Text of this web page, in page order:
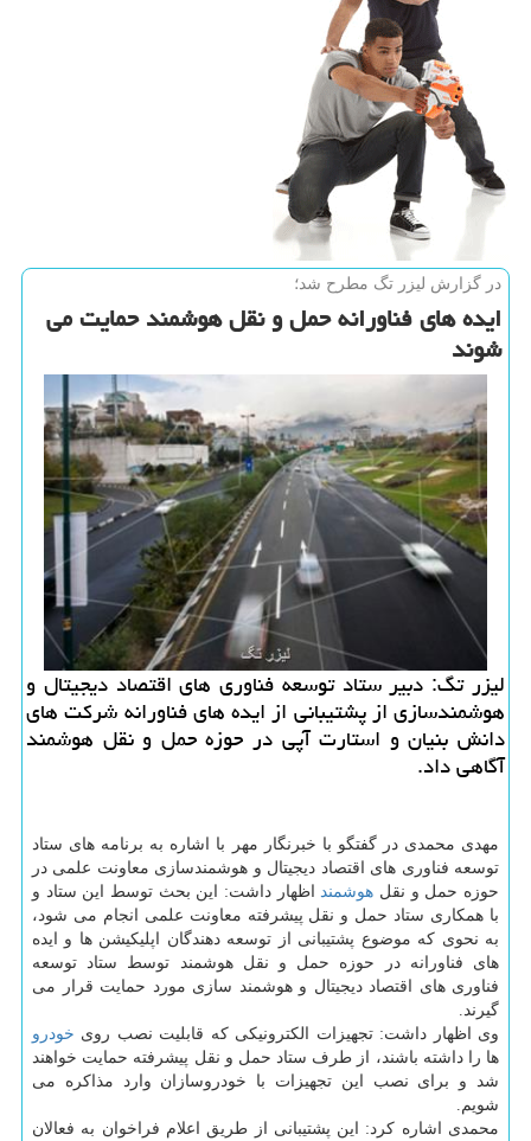
در گزارش لیزر تگ مطرح شد؛
ایده های فناورانه حمل و نقل هوشمند حمایت می
شوند
لیزر تگ: دبیر ستاد توسعه فناوری های اقتصاد دیجیتال و
هوشمندسازی از پشتیبانی از ایده های فناورانه شركت های
دانش بنیان و استارت آپی در حوزه حمل و نقل هوشمند
آگاهی داد.
مهدی محمدی در گفتگو با خبرنگار مهر با اشاره به برنامه های ستاد
توسعه فناوری های اقتصاد دیجیتال و هوشمندسازی معاونت علمی در
حوزه حمل و نقل هوشمند اظهار داشت: این بحث توسط این ستاد و
با همکاری ستاد حمل و نقل پیشرفته معاونت علمی انجام می شود،
به نحوی که موضوع پشتیبانی از توسعه دهندگان اپلیکیشن ها و ایده
های فناورانه در حوزه حمل و نقل هوشمند توسط ستاد توسعه
فناوری های اقتصاد دیجیتال و هوشمند سازی مورد حمایت قرار می
گیرند.
وی اظهار داشت: تجهیزات الکترونیکی که قابلیت نصب روی خودرو
ها را داشته باشند، از طرف ستاد حمل و نقل پیشرفته حمایت خواهند
شد و برای نصب این تجهیزات با خودروسازان وارد مذاکره می
شویم.
محمدی اشاره کرد: این پشتیبانی از طریق اعلام فراخوان به فعالان